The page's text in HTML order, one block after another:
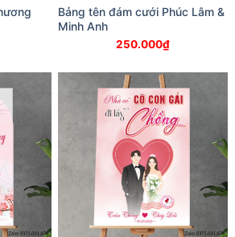
Bảng tên đám cưới Phúc Lâm &
Minh Anh
250.000₫